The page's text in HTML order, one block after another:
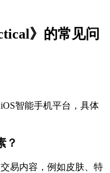
》的常见问
智能手机平台，具体
？
交易内容，例如皮肤、特